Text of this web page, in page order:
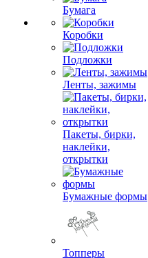
Бумага
Коробки
Подложки
Ленты, зажимы
Пакеты, бирки,
наклейки,
открытки
Бумажные формы
Топперы